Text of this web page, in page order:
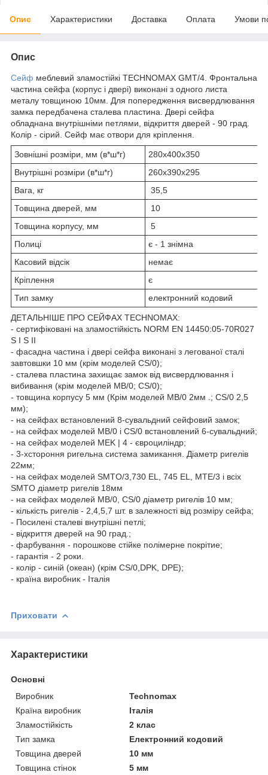
Опис Характеристики Доставка Оплата Умови
Опис
Сейф меблевий зламостійкі TECHNOMAX GMT/4. Фронтальна
частина сейфа (корпус і двері) виконані з одного листа
металу товщиною 10мм. Для попередження висвердлювання
замка передбачена сталева пластина. Двері сейфа
обладнана внутрішніми петлями, відкриття дверей - 90 град.
Колір - сірий. Сейф має отвори для кріплення.
Зовнішні розміри, мм (в*ш*г)
280х400х350
Внутрішні розміри (в*ш*г)
260х390х295
Вага, кг
35,5
Товщина дверей, мм
10
Товщина корпусу, мм
5
Полиці
є - 1 знімна
Касовий відсік
немає
Кріплення
є
Тип замку
електронний кодовий
ДЕТАЛЬНІШЕ ПРО СЕЙФАХ TECHNOMAX:
- сертифіковані на зламостійкість NORM EN 14450:05-70R027
S І S II
- фасадна частина і двері сейфа виконані з легованої сталі
завтовшки 10 мм (крім моделей CS/0);
- сталева пластина захищає замок від висвердлювання і
вибивання (крім моделей МВ/0; CS/0);
- товщина корпусу 5 мм (Крім моделей МВ/0 2мм .; CS/0 2,5
мм);
- на сейфах встановлений 8-сувальдний сейфовий замок;
- на сейфах моделей МВ/0 і CS/0 встановлений 6-сувальдний;
- на сейфах моделей MEK | 4 - євроциліндр;
- 3-хстороння ригельна система замикання. Діаметр ригелів
22мм;
- на сейфах моделей SMTO/3,730 EL, 745 EL, МТЕ/3 і всіх
SMTO діаметр ригелів 18мм
- на сейфах моделей МВ/0, CS/0 діаметр ригелів 10 мм;
- кількість ригелів - 2,4,5,7 шт. в залежності від розміру сейфа;
- Посилені сталеві внутрішні петлі;
- відкриття дверей на 90 град.;
- фарбування - порошкове стійке полімерне покрітие;
- гарантія - 2 роки.
- колір - синій (океан) (крім CS/0,DPK, DPE);
- країна виробник - Італія
Приховати
Характеристики
Основні
Виробник
Technomax
Країна виробник
Італія
Зламостійкість
2 клас
Тип замка
Електронний кодовий
Товщина дверей
10 мм
Товщина стінок
5 мм